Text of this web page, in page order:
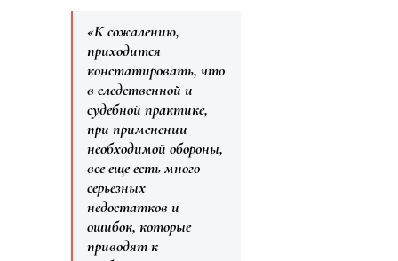
«К сожалению,
приходится
констатировать, что
в следственной и
судебной практике,
при применении
необходимой обороны,
все еще есть много
серьезных
недостатков и
ошибок, которые
приводят к